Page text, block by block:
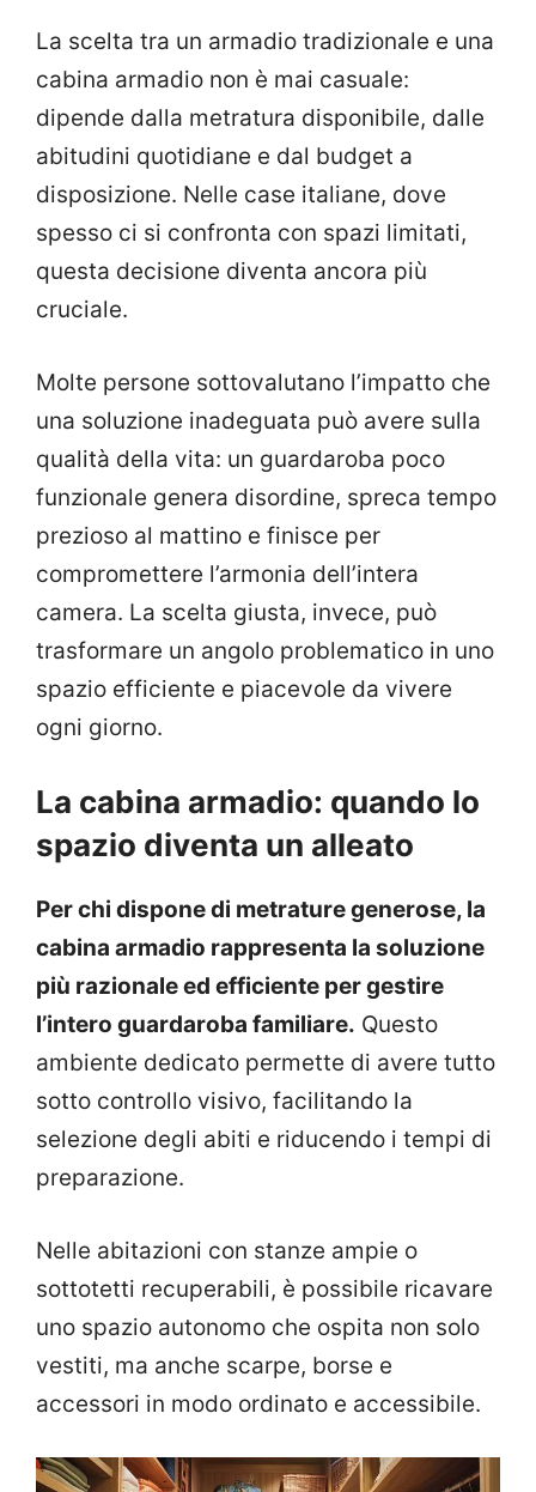
La scelta tra un armadio tradizionale e una
cabina armadio non è mai casuale:
dipende dalla metratura disponibile, dalle
abitudini quotidiane e dal budget a
disposizione. Nelle case italiane, dove
spesso ci si confronta con spazi limitati,
questa decisione diventa ancora più
cruciale.
Molte persone sottovalutano l’impatto che
una soluzione inadeguata può avere sulla
qualità della vita: un guardaroba poco
funzionale genera disordine, spreca tempo
prezioso al mattino e finisce per
compromettere l’armonia dell’intera
camera. La scelta giusta, invece, può
trasformare un angolo problematico in uno
spazio efficiente e piacevole da vivere
ogni giorno.
La cabina armadio: quando lo
spazio diventa un alleato
Per chi dispone di metrature generose, la
cabina armadio rappresenta la soluzione
più razionale ed efficiente per gestire
l’intero guardaroba familiare. Questo
ambiente dedicato permette di avere tutto
sotto controllo visivo, facilitando la
selezione degli abiti e riducendo i tempi di
preparazione.
Nelle abitazioni con stanze ampie o
sottotetti recuperabili, è possibile ricavare
uno spazio autonomo che ospita non solo
vestiti, ma anche scarpe, borse e
accessori in modo ordinato e accessibile.